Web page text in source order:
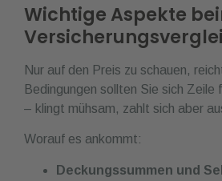
Wichtige Aspekte
Nur auf den Preis zu schauen,
Bedingungen sollten Sie sich Zeile
– klingt mühsam, zahlt sich aber
Worauf es ankommt:
Deckungssummen und